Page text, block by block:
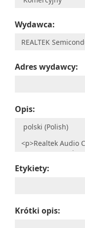
Wydawca:
Adres wydawcy:
Opis:
Etykiety:
Krótki opis: